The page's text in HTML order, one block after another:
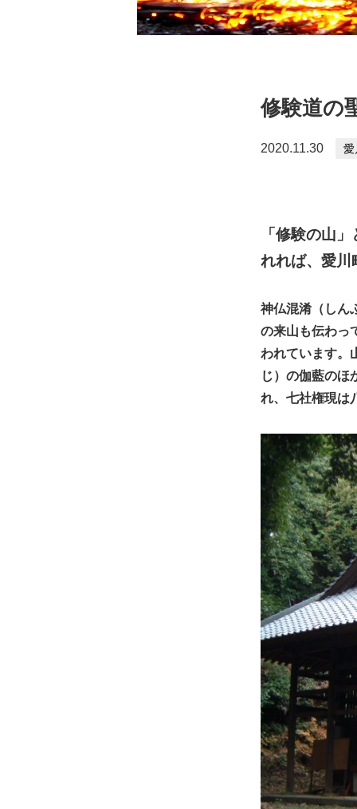
修験道の
2020.11.30 愛
「修験の山
れれば、愛川
神仏混淆（しん
の来山も伝わっ
われています。
じ）の伽藍のほ
れ、七社権現は